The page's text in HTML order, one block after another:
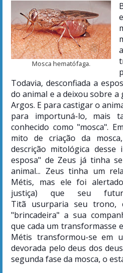
Mosca hematófaga.
Todavia, desconfiada a
do animal e a deixou sobre
Argos. E para castigar o
para importuná-lo, mais
conhecido como "mosca".
mito de criação da
descrição mitológica
esposa" de Zeus já tinha
animal... Zeus tinha um
Métis, mas ele foi
justiça) que seu
Titã usurparia seu trono,
"brincadeira" a sua
que cada um transformasse
Métis transformou-se em
devorada pelo deus dos
segunda fase da mosca, o